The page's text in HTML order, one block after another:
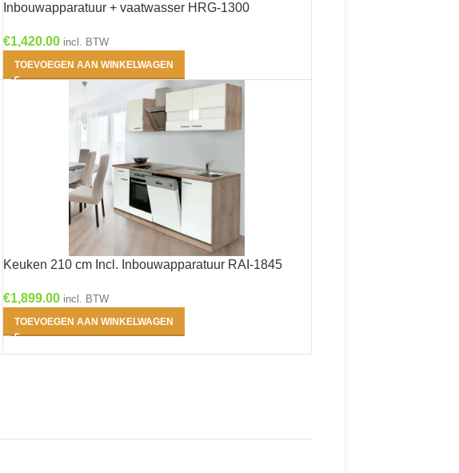
(0)
7- Jonte - Antraciet
glans(0)
Inbouwapparatuur + vaatwasser HRG-1300
€1,420.00 incl. BTW
TOEVOEGEN AAN WINKELWAGEN
Keuken 210 cm Incl. Inbouwapparatuur RAI-1845
€1,899.00 incl. BTW
TOEVOEGEN AAN WINKELWAGEN